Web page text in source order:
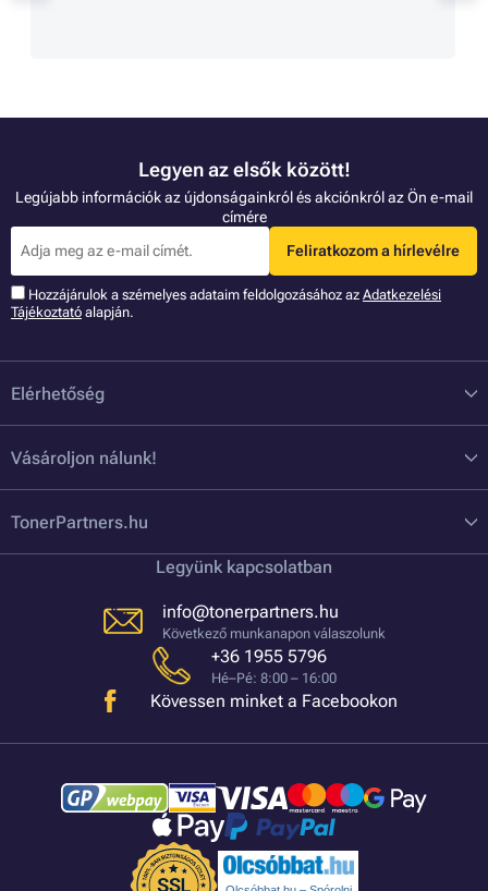
Legyen az elsők között!
Legújabb információk az újdonságainkról és akciónkról az Ön e-mail
címére
Feliratkozom a hírlevélre
Hozzájárulok a szémelyes adataim feldolgozásához az Adatkezelési
Tájékoztató alapján.
Elérhetőség
Vásároljon nálunk!
TonerPartners.hu
Legyünk kapcsolatban
info@tonerpartners.hu
Következő munkanapon válaszolunk
+36 1955 5796
Hé–Pé: 8:00 – 16:00
Kövessen minket a Facebookon